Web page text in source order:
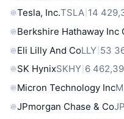
Tesla, Inc.TSLA 14
Berkshire Hathaway Inc
Eli Lilly And CoLLY 53
SK HynixSKHY 6
Micron Technology Inc
JPmorgan Chase & Co